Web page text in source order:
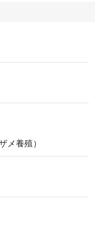
メ養殖）